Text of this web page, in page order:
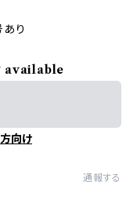
り
available
向け
通報する